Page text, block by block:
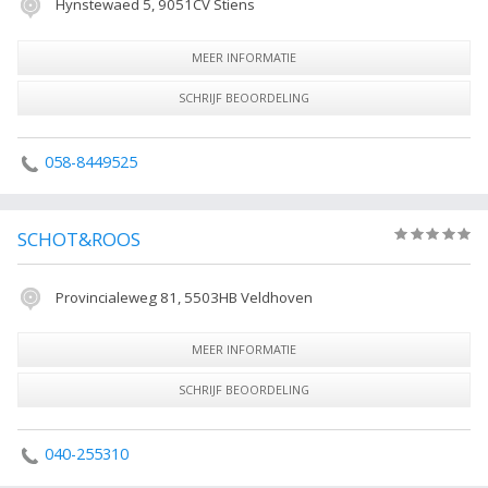
Hynstewaed 5, 9051CV Stiens
MEER INFORMATIE
SCHRIJF BEOORDELING
058-8449525
SCHOT&ROOS
Provincialeweg 81, 5503HB Veldhoven
MEER INFORMATIE
SCHRIJF BEOORDELING
040-255310